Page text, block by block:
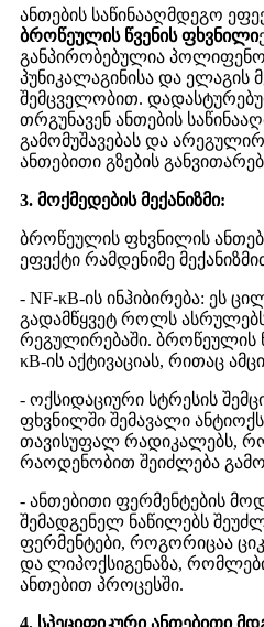
ანთების საწინააღმდეგო
ბროწეულის წვენის ფხვნილი
განპირობებულია
პუნიკალაგინისა და ელაგის
შემცველობით.
თრგუნავენ ანთების
გამომუშავებას და
ანთებითი გზების
3. მოქმედების მექანიზმი:
ბროწეულის ფხვნილის
ეფექტი რამდენიმე
- NF-κB-ის ინჰიბირება: ეს
გადამწყვეტ როლს ასრულებს
რეგულირებაში. ბროწეულის
κB-ის აქტივაციას, რითაც
- ოქსიდაციური სტრესის
ფხვნილში შემავალი
თავისუფალ რადიკალებს,
რაოდენობით შეიძლება
- ანთებითი ფერმენტების
შემადგენელ ნაწილებს
ფერმენტები, როგორიცაა
და ლიპოქსიგენაზა,
ანთებით პროცესში.